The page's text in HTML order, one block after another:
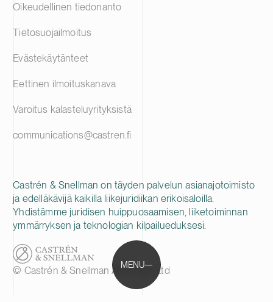
MENU
Castrén & Snellman on täyden palvelun asianajotoimisto
ja edelläkävijä kaikilla liikejuridiikan erikoisaloilla.
Yhdistämme juridisen huippuosaamisen, liiketoiminnan
ymmärryksen ja teknologian kilpailueduksesi.
© Castrén & Snellman Attorneys Ltd
Oikeudellinen tiedonanto
Tietosuojailmoitus
Evästekäytänteet
Eettinen ilmoituskanava
Varoitus kalasteluyrityksistä
communications@castren.fi